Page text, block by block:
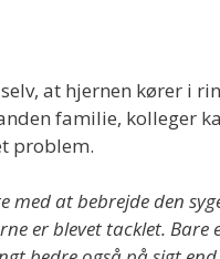
at hjernen kører i
familie, kolleger
problem.
med at bebrejde den
er blevet tacklet. Bare